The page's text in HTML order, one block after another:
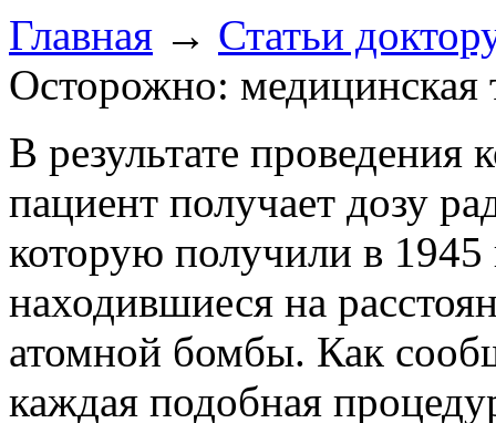
Главная → Статьи
Осторожно: медицинская
В результате
пациент получает дозу
которую получили в
находившиеся на
атомной бомбы. Как
каждая подобная